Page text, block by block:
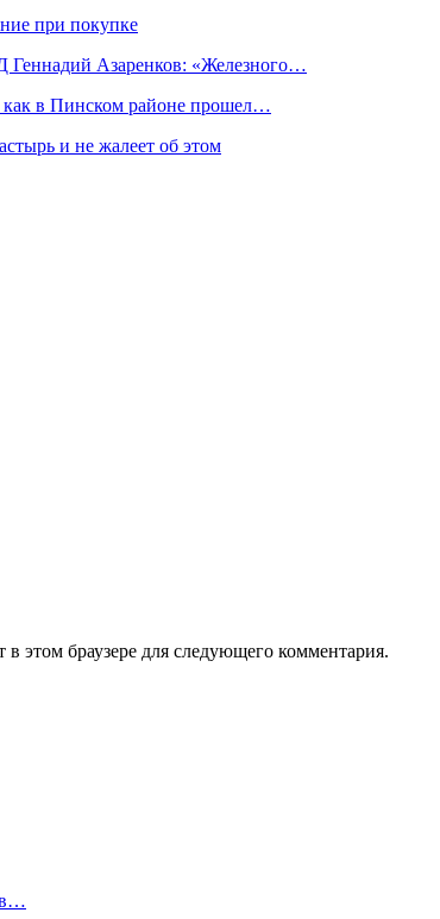
при покупке
Геннадий Азаренков: «Железного…
как в Пинском районе прошел…
и не жалеет об этом
этом браузере для следующего комментария.
в…